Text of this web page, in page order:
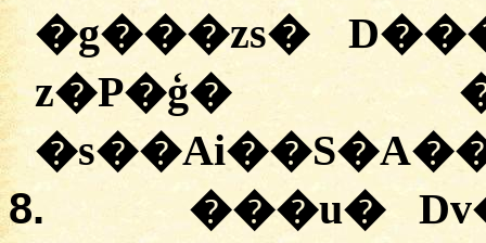
�g���zs�
z�P�ģ�
8.
���u�